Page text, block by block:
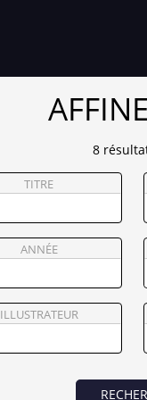
8
TITRE
ANNÉE
ILLUSTRATEUR